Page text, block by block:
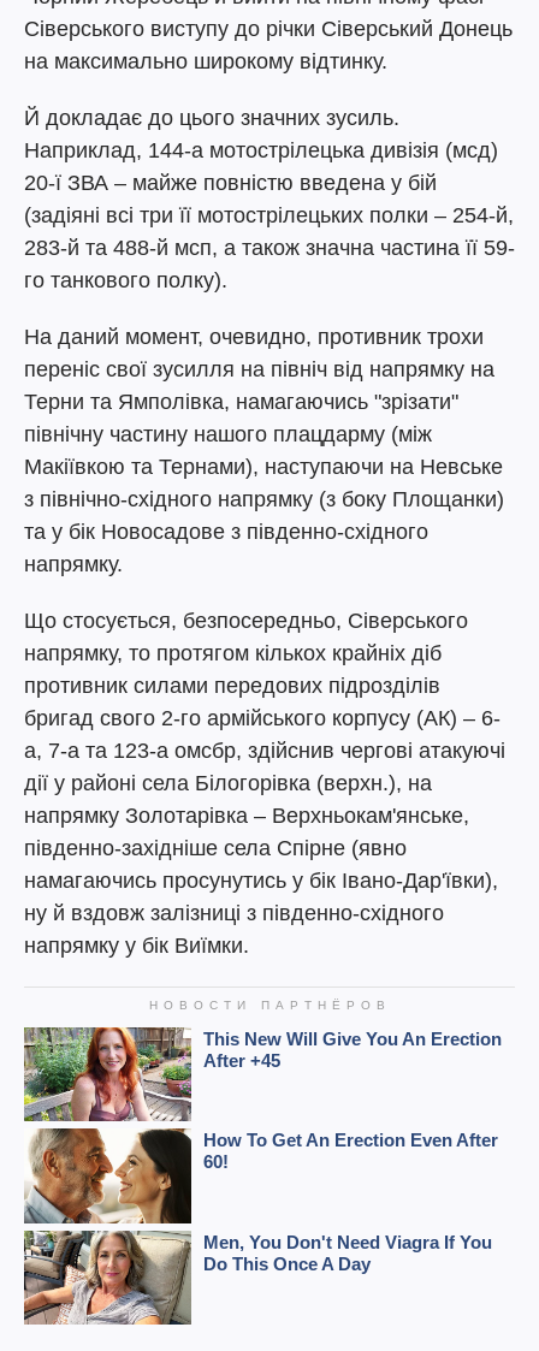
Сіверського виступу до річки Сіверський Донець
на максимально широкому відтинку.
Й докладає до цього значних зусиль.
Наприклад, 144-а мотострілецька дивізія (мсд)
20-ї ЗВА – майже повністю введена у бій
(задіяні всі три її мотострілецьких полки – 254-й,
283-й та 488-й мсп, а також значна частина її 59-
го танкового полку).
На даний момент, очевидно, противник трохи
переніс свої зусилля на північ від напрямку на
Терни та Ямполівка, намагаючись "зрізати"
північну частину нашого плацдарму (між
Макіївкою та Тернами), наступаючи на Невське
з північно-східного напрямку (з боку Площанки)
та у бік Новосадове з південно-східного
напрямку.
Що стосується, безпосередньо, Сіверського
напрямку, то протягом кількох крайніх діб
противник силами передових підрозділів
бригад свого 2-го армійського корпусу (АК) – 6-
а, 7-а та 123-а омсбр, здійснив чергові атакуючі
дії у районі села Білогорівка (верхн.), на
напрямку Золотарівка – Верхньокам'янське,
південно-західніше села Спірне (явно
намагаючись просунутись у бік Івано-Дар'ївки),
ну й вздовж залізниці з південно-східного
напрямку у бік Виїмки.